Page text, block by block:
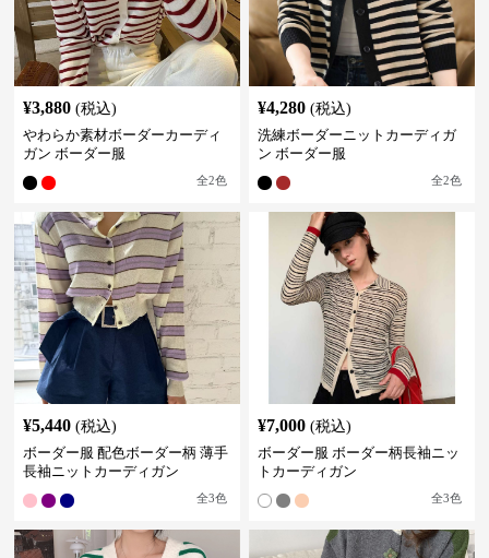
¥3,880 (税込)
やわらか素材ボーダーカーディ
ガン ボーダー服
全2色
¥4,280 (税込)
洗練ボーダーニットカーディガ
ン ボーダー服
全2色
¥5,440 (税込)
ボーダー服 配色ボーダー柄 薄手
長袖ニットカーディガン
全3色
¥7,000 (税込)
ボーダー服 ボーダー柄長袖ニッ
トカーディガン
全3色